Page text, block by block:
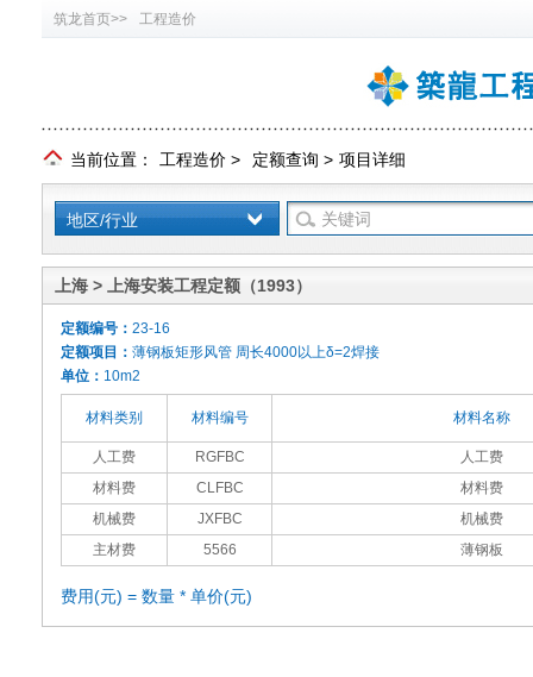
筑龙首页>> 工程造价
当前位置： 工程造价 > 定额查询 > 项目详细
地区/行业
上海 > 上海安装工程定额（1993）
定额编号： 23-16
定额项目： 薄钢板矩形风管 周长4000以上δ=2焊接
单位： 10m2
材料类别 材料编号 材料名称
人工费 RGFBC
人工费
材料费
CLFBC
材料费
机械费
JXFBC
机械费
主材费
5566 薄钢板
费用(元) = 数量 * 单价(元)